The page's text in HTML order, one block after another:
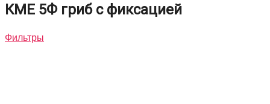
КМЕ 5Ф гриб с фиксацией
Фильтры